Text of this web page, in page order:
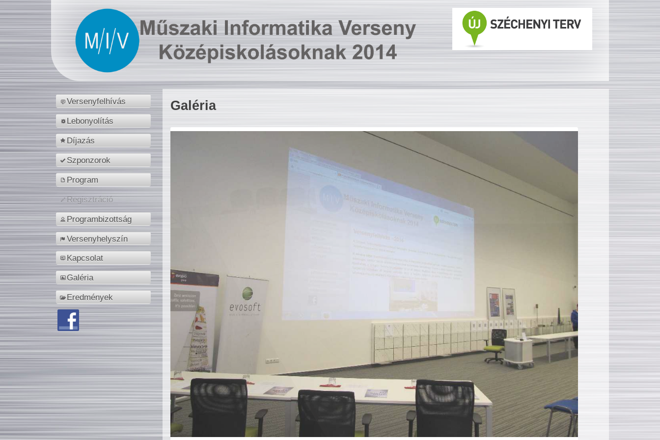
Versenyfelhívás
Lebonyolítás
Díjazás
Szponzorok
Program
Regisztráció
Programbizottság
Versenyhelyszín
Kapcsolat
Galéria
Eredmények
Galéria